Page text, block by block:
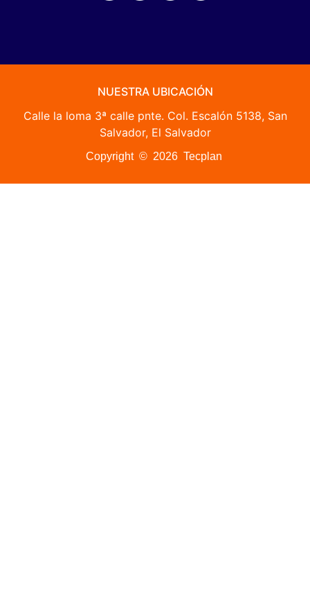
NUESTRA UBICACIÓN
Calle la loma 3ª calle pnte. Col. Escalón 5138, San
Salvador, El Salvador
Copyright © 2026 Tecplan